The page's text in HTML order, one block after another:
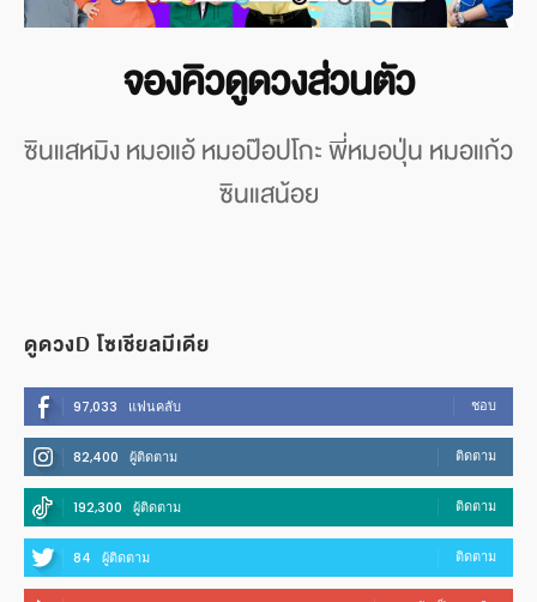
จองคิวดูดวงส่วนตัว
ซินแสหมิง หมอแอ้ หมอป๊อปโกะ พี่หมอปุ่น หมอแก้ว
ซินแสน้อย
ดูดวงD โซเชียลมีเดีย
97,033 แฟนคลับ ชอบ
82,400 ผู้ติดตาม ติดตาม
192,300 ผู้ติดตาม ติดตาม
84 ผู้ติดตาม ติดตาม